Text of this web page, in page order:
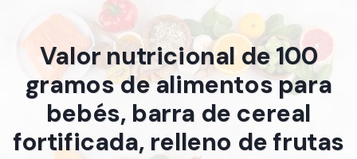
Valor nutricional de 100
gramos de alimentos para
bebés, barra de cereal
fortificada, relleno de frutas